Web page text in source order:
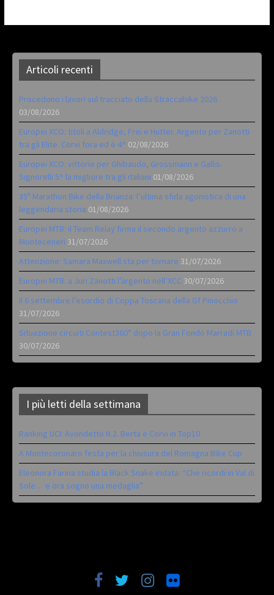
Articoli recenti
Procedono i lavori sul tracciato della Straccabike 2026
03/08/2026
Europei XCO: titoli a Aldridge, Frei e Hutter. Argento per Zanotti
tra gli Elite. Corvi fora ed è 4^ 02/08/2026
Europei XCO: vittorie per Ghibaudo, Grossmann e Gallis.
Signorelli 5^ la migliore tra gli italiani 01/08/2026
35ª Marathon Bike della Brianza: l’ultima sfida agonistica di una
leggendaria storia 01/08/2026
Europei MTB: il Team Relay firma il secondo argento azzurro a
Monteceneri 31/07/2026
Attenzione: Samara Maxwell sta per tornare 31/07/2026
Europei MTB: a Juri Zanotti l’argento nell’XCC 30/07/2026
Il 6 settembre l’esordio di Coppa Toscana della Gf Pinocchio
31/07/2026
Situazione circuiti Contest360° dopo la Gran Fondo Marradi MTB
30/07/2026
I più letti della settimana
Ranking UCI: Avondetto N.2. Berta e Corvi in Top10
A Montecoronaro festa per la chiusura del Romagna Bike Cup
Eleonora Farina studia la Black Snake iridata: “Che ricordi in Val di
Sole… e ora sogno una medaglia”